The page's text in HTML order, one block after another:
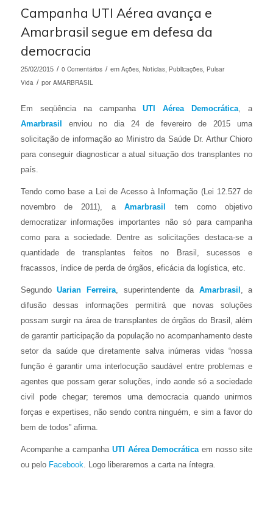
Campanha UTI Aérea avança e
Amarbrasil segue em defesa da
democracia
25/02/2015 / 0 Comentários / em Ações, Notícias, Publicações, Pulsar
Vida / por AMARBRASIL
Em seqüência na campanhaUTI Aérea Democrática , a
Amarbrasil
enviou no dia 24 de fevereiro de 2015 uma
solicitação de informação ao Ministro da Saúde Dr. Arthur Chioro
para conseguir diagnosticar a atual situação dos transplantes no
país.
Tendo como base a Lei de Acesso à Informação (Lei 12.527 de
novembro de 2011), aAmarbrasil
tem como objetivo
democratizar informações importantes não só para campanha
como para a sociedade. Dentre as solicitações destaca-se a
quantidade de transplantes feitos no Brasil, sucessos e
fracassos, índice de perda de órgãos, eficácia da logística, etc.
SegundoUarian Ferreira , superintendente da Amarbrasil
, a
difusão dessas informações permitirá que novas soluções
possam surgir na área de transplantes de órgãos do Brasil, além
de garantir participação da população no acompanhamento deste
setor da saúde que diretamente salva inúmeras vidas “nossa
função é garantir uma interlocução saudável entre problemas e
agentes que possam gerar soluções, indo aonde só a sociedade
civil pode chegar; teremos uma democracia quando unirmos
forças e expertises, não sendo contra ninguém, e sim a favor do
bem de todos” afirma.
Acompanhe a campanha UTI Aérea Democrática em nosso site
ou pelo Facebook . Logo liberaremos a carta na íntegra.